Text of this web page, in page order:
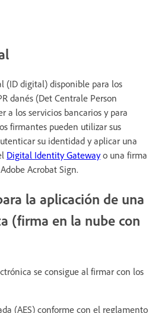
(ID digital) disponible para los
danés (Det Centrale Person
a los servicios bancarios y para
firmantes pueden utilizar sus
su identidad y aplicar una
Digital Identity Gatewayo una firma
Acrobat Sign.
la aplicación de una
(firma en la nube con
se consigue al firmar con los
(AES) conforme con el reglamento